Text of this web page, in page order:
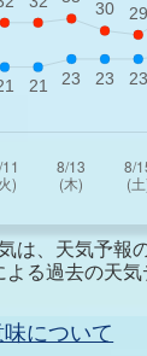
は、天気予報
よる過去の天
について